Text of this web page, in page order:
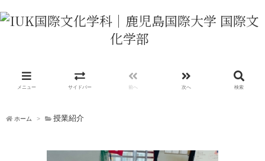
メニュー サイドバー 前へ 次へ 検索
ホーム > 授業紹介